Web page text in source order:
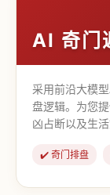
AI 奇门
采用前沿大模
盘逻辑。为您
凶占断以及生
✔️ 奇门排盘
【道家